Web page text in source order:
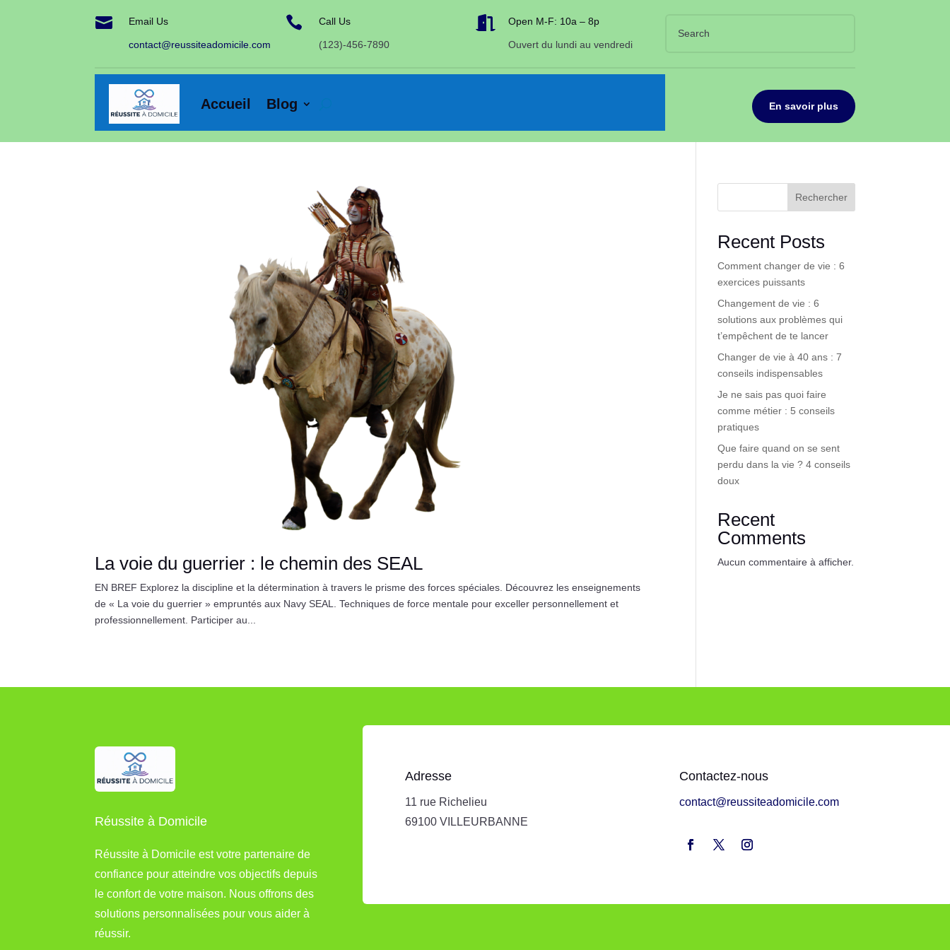
 Email Us
contact@reussiteadomicile.com
 Call Us
(123)-456-7890
 Open M-F: 10a – 8p
Ouvert du lundi au vendredi
Accueil Blog En savoir plus
La voie du guerrier : le chemin des SEAL
EN BREF Explorez la discipline et la détermination à travers le prisme des forces spéciales. Découvrez les enseignements
de « La voie du guerrier » empruntés aux Navy SEAL. Techniques de force mentale pour exceller personnellement et
professionnellement. Participer au...
Rechercher
Recent Posts
Comment changer de vie : 6
exercices puissants
Changement de vie : 6
solutions aux problèmes qui
t’empêchent de te lancer
Changer de vie à 40 ans : 7
conseils indispensables
Je ne sais pas quoi faire
comme métier : 5 conseils
pratiques
Que faire quand on se sent
perdu dans la vie ? 4 conseils
doux
Recent
Comments
Aucun commentaire à afficher.
Réussite à Domicile
Réussite à Domicile est votre partenaire de
confiance pour atteindre vos objectifs depuis
le confort de votre maison. Nous offrons des
solutions personnalisées pour vous aider à
réussir.
Adresse
11 rue Richelieu
69100 VILLEURBANNE
Contactez-nous
contact@reussiteadomicile.com